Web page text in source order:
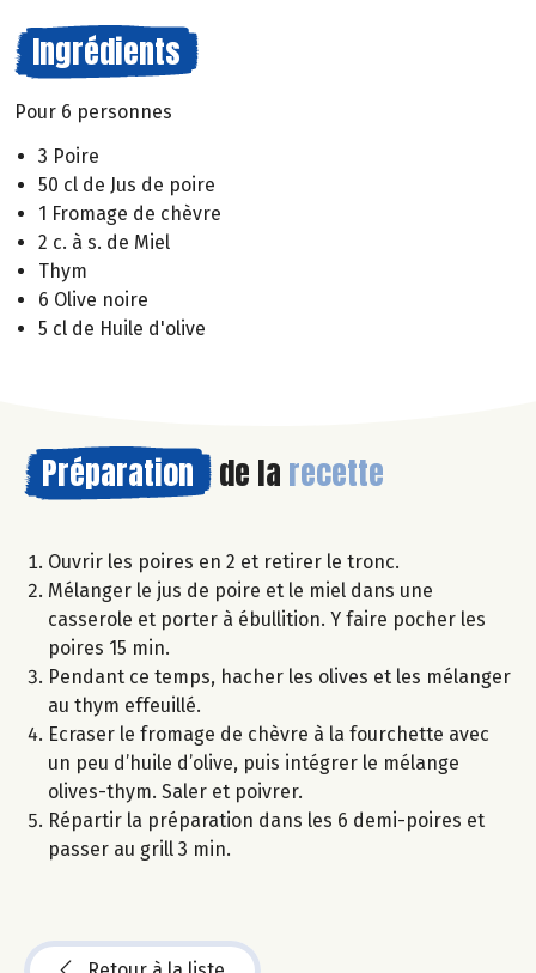
Ingrédients
Pour 6 personnes
3 Poire
50 cl de Jus de poire
1 Fromage de chèvre
2 c. à s. de Miel
Thym
6 Olive noire
5 cl de Huile d'olive
Préparation de la recette
Ouvrir les poires en 2 et retirer le tronc.
Mélanger le jus de poire et le miel dans une
casserole et porter à ébullition. Y faire pocher les
poires 15 min.
Pendant ce temps, hacher les olives et les mélanger
au thym effeuillé.
Ecraser le fromage de chèvre à la fourchette avec
un peu d’huile d’olive, puis intégrer le mélange
olives-thym. Saler et poivrer.
Répartir la préparation dans les 6 demi-poires et
passer au grill 3 min.